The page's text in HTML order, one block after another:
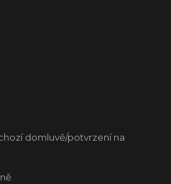
domluvě/potvrzení na